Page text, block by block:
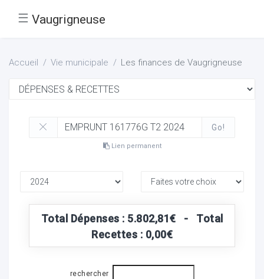
☰ Vaugrigneuse
Accueil Vie municipale Les finances de Vaugrigneuse
Go!
Lien permanent
Total Dépenses : 5.802,81€ - Total
Recettes : 0,00€
rechercher